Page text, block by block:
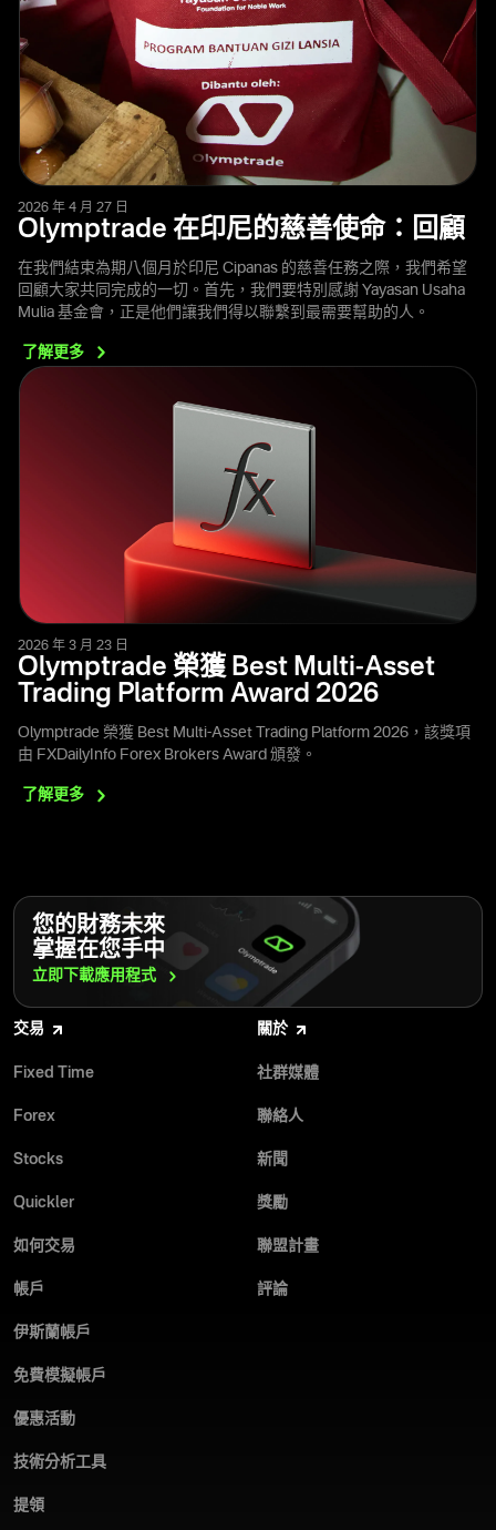
2026 年 4 月 27 日
Olymptrade 在印尼的慈善使命：回顧
在我們結束為期八個月於印尼 Cipanas 的慈善任務之際，我們希望
回顧大家共同完成的一切。首先，我們要特別感謝 Yayasan Usaha
Mulia 基金會，正是他們讓我們得以聯繫到最需要幫助的人。
了解更多
2026 年 3 月 23 日
Olymptrade 榮獲 Best Multi-Asset
Trading Platform Award 2026
Olymptrade 榮獲 Best Multi-Asset Trading Platform 2026，該獎項
由 FXDailyInfo Forex Brokers Award 頒發。
了解更多
您的財務未來
掌握在您手中
立即下載應用程式
交易
Fixed Time
Forex
Stocks
Quickler
如何交易
帳戶
伊斯蘭帳戶
免費模擬帳戶
優惠活動
技術分析工具
提領
關於
社群媒體
聯絡人
新聞
獎勵
聯盟計畫
評論